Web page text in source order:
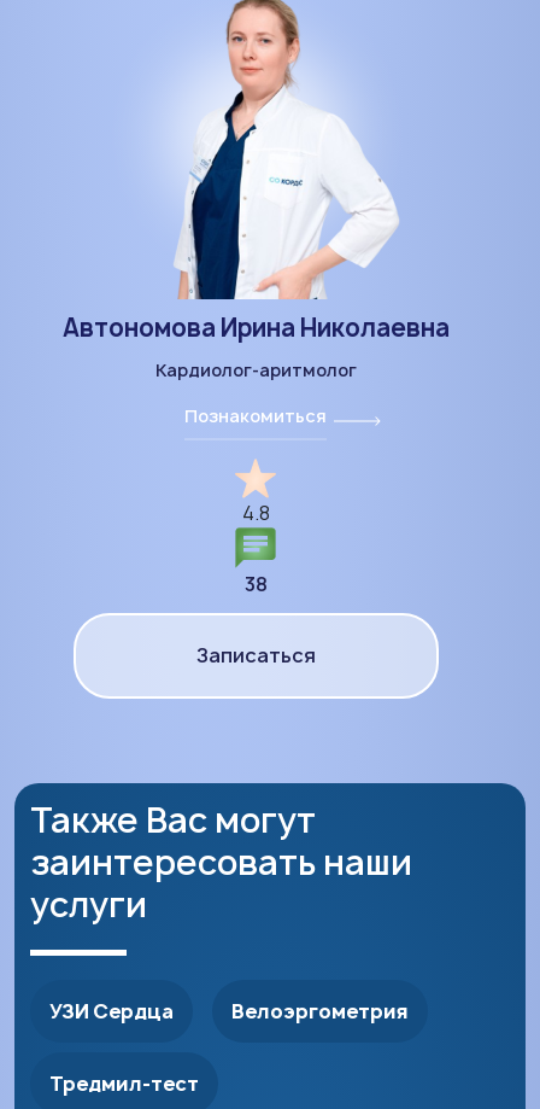
Автономова Ирина Николаевна
Кардиолог-аритмолог
Познакомиться
4.8
38
Записаться
Также Вас могут
заинтересовать наши
услуги
УЗИ Сердца Велоэргометрия
Тредмил-тест